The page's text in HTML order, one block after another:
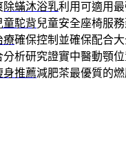
除蟎沐浴乳利用可適用
童駝背兒童安全座椅服
療確保控制並確保配合
分析研究證實中醫動顎
身推薦減肥茶最優質的燃